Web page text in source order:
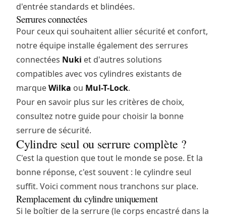
d'entrée standards et blindées.
Serrures connectées
Pour ceux qui souhaitent allier sécurité et confort,
notre équipe installe également des serrures
connectées Nuki et d'autres solutions
compatibles avec vos cylindres existants de
marqueWilka ou Mul-T-Lock.
Pour en savoir plus sur les critères de choix,
consultez notre guide pour choisir la bonne
serrure de sécurité.
Cylindre seul ou serrure complète ?
C'est la question que tout le monde se pose. Et la
bonne réponse, c'est souvent : le cylindre seul
suffit. Voici comment nous tranchons sur place.
Remplacement du cylindre uniquement
Si le boîtier de la serrure (le corps encastré dans la